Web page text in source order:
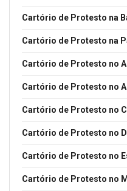
Cartório de Protesto na
Cartório de Protesto na
Cartório de Protesto no
Cartório de Protesto no
Cartório de Protesto no
Cartório de Protesto no
Cartório de Protesto no
Cartório de Protesto no